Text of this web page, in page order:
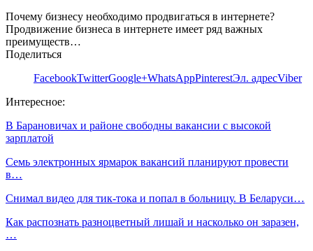
Почему бизнесу необходимо продвигаться в интернете?
Продвижение бизнеса в интернете имеет ряд важных
преимуществ…
Поделиться
FacebookTwitterGoogle+WhatsAppPinterestЭл. адресViber
Интересное:
В Барановичах и районе свободны вакансии с высокой
зарплатой
Семь электронных ярмарок вакансий планируют провести
в…
Снимал видео для тик-тока и попал в больницу. В Беларуси…
Как распознать разноцветный лишай и насколько он заразен,
…